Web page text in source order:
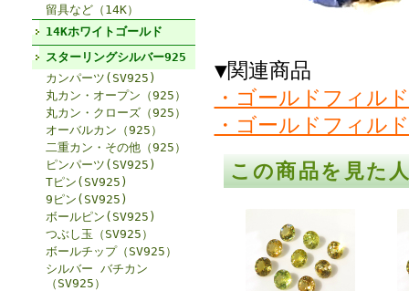
留具など（14K）
14Kホワイトゴールド
スターリングシルバー925
カンパーツ(SV925)
丸カン・オープン（925）
丸カン・クローズ（925）
オーバルカン（925）
二重カン・その他（925）
ピンパーツ(SV925)
Tピン(SV925)
9ピン(SV925)
ボールピン(SV925)
つぶし玉（SV925）
ボールチップ（SV925）
シルバー バチカン
（SV925）
▼関連商品
・ゴールドフィル
・ゴールドフィル
この商品を見た